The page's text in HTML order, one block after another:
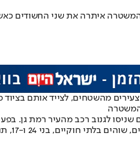
איתרה את שני החשודים כאשר
המשטרה
שניסו לגנוב רכב מהעיר רמת גן.
בני 24 ו-17, תושבי שטחים.